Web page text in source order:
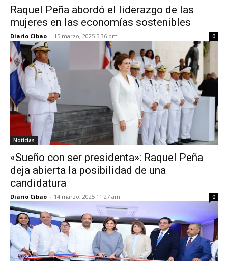
Raquel Peña abordó el liderazgo de las
mujeres en las economías sostenibles
Diario Cibao - 15 marzo, 2025 5:36 pm 0
Noticias
«Sueño con ser presidenta»: Raquel Peña
deja abierta la posibilidad de una
candidatura
Diario Cibao - 14 marzo, 2025 11:27 am 0